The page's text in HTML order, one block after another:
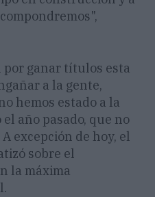
ganar títulos esta
a la gente,
hemos estado a la
año pasado, que no
excepción de hoy, el
sobre el
la máxima